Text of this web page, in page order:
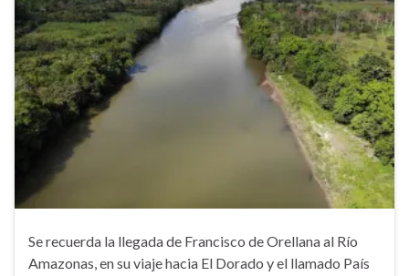
Se recuerda la llegada de Francisco de Orellana al Río
Amazonas, en su viaje hacia El Dorado y el llamado País